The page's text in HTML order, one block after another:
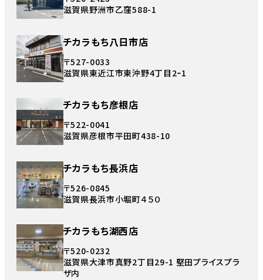
滋賀県野洲市乙窪588-1
チカラもち八日市店
〒527-0033
滋賀県東近江市東沖野4丁目2ｰ1
チカラもち彦根店
〒522-0041
滋賀県彦根市平田町438-10
チカラもち長浜店
〒526-0845
滋賀県長浜市小堀町４５０
チカラもち湖西店
〒520-0232
滋賀県大津市真野2丁目29-1 堅田プライスプラ
ザ内